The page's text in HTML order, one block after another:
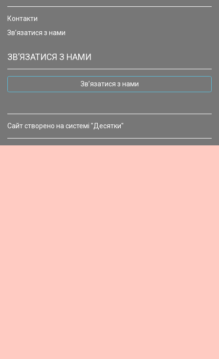
Контакти
Зв’язатися з нами
ЗВ’ЯЗАТИСЯ З НАМИ
Зв’язатися з нами
Сайт створено на системі "Десятки"